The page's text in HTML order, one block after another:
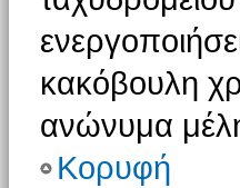
κακόβουλη
ανώνυμα
Κορυφή